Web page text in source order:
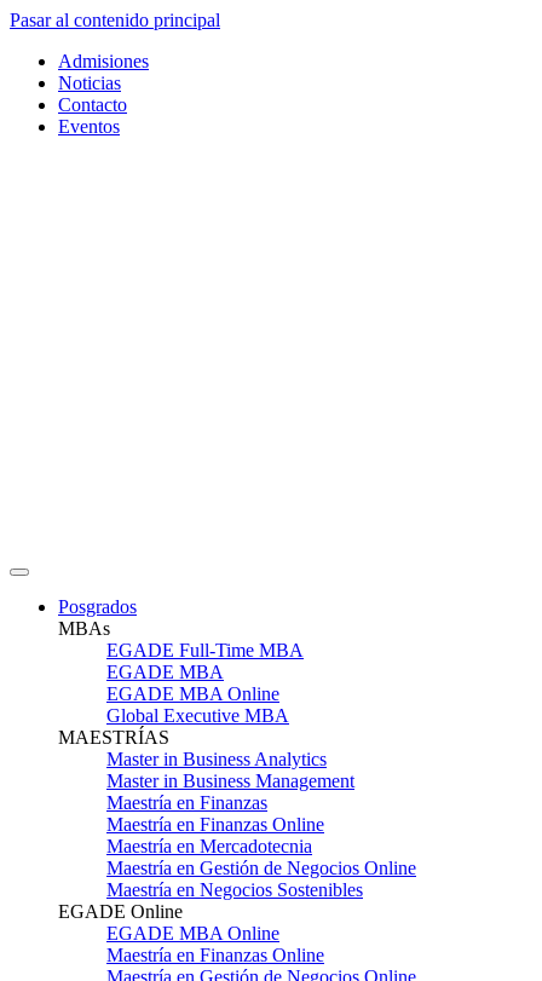
Pasar al contenido principal
Admisiones
Noticias
Contacto
Eventos
Posgrados
MBAs
EGADE Full-Time MBA
EGADE MBA
EGADE MBA Online
Global Executive MBA
MAESTRÍAS
Master in Business Analytics
Master in Business Management
Maestría en Finanzas
Maestría en Finanzas Online
Maestría en Mercadotecnia
Maestría en Gestión de Negocios Online
Maestría en Negocios Sostenibles
EGADE Online
EGADE MBA Online
Maestría en Finanzas Online
Maestría en Gestión de Negocios Online